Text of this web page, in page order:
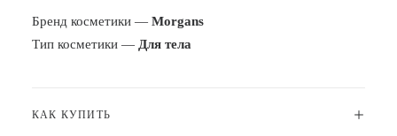
Бренд косметики — Morgans
Тип косметики — Для тела
КАК КУПИТЬ